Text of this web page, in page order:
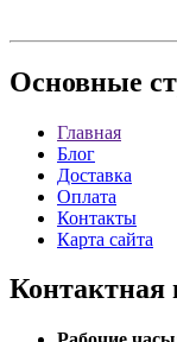
Основные
Главная
Блог
Доставка
Оплата
Контакты
Карта сайта
Контактная